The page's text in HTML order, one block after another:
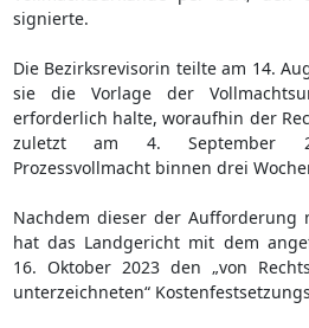
signierte.
Die Bezirksrevisorin teilte am 14.
sie die Vorlage der
erforderlich halte, woraufhin der
zuletzt am 4. September
Prozessvollmacht binnen drei
Nachdem dieser der Aufforderung
hat das Landgericht mit dem
16. Oktober 2023 den „von
unterzeichneten“